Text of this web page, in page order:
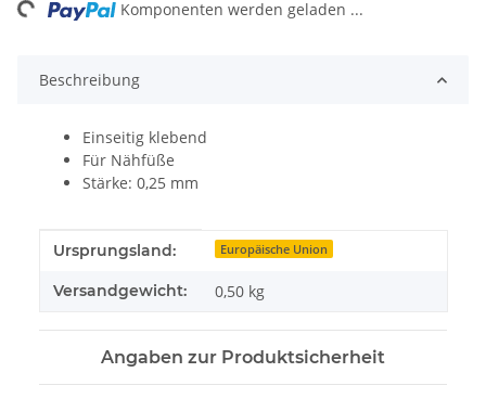
Komponenten werden geladen ...
Beschreibung
Einseitig klebend
Für Nähfüße
Stärke: 0,25 mm
Produkteigenschaft
Wert
Ursprungsland: Europäische Union
Versandgewicht: 0,50 kg
Angaben zur Produktsicherheit